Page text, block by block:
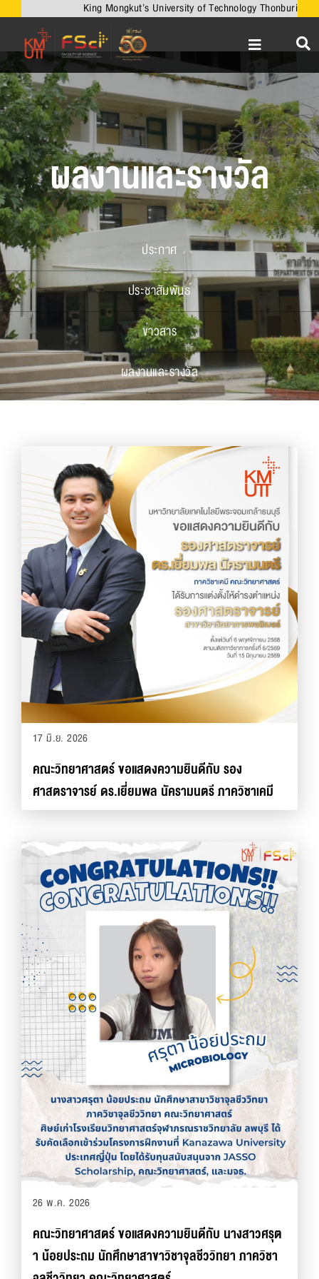
content
King Mongkut’s University of Technology Thonburi
Toggle
Navigation
หน้าหลัก
เกี่ยวกับคณะ
วิชาการ
งานวิจัยและนวัตกรรม
เครือข่ายความร่วมมือ
บริการวิชาการ
ความร่วมมือกับต่างประเทศ
ข่าวและกิจกรรม
ผลงานและรางวัล
ประกาศ
ประชาสัมพันธ์
ข่าวสาร
ผลงานและรางวัล
17 มิ.ย. 2026
คณะวิทยาศาสตร์ ขอแสดงความยินดีกับ รอง
ศาสตราจารย์ ดร.เยี่ยมพล นัครามนตรี ภาควิชาเคมี
26 พ.ค. 2026
คณะวิทยาศาสตร์ ขอแสดงความยินดีกับ นางสาวศรุต
า น้อยประถม นักศึกษาสาขาวิชาจุลชีววิทยา ภาควิชา